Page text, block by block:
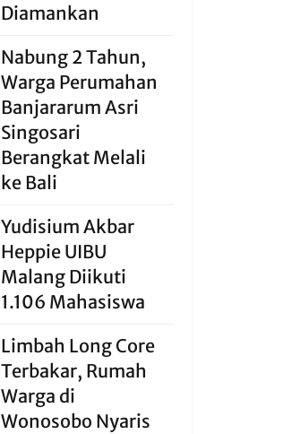
Diamankan
Nabung 2 Tahun,
Warga Perumahan
Banjararum Asri
Singosari
Berangkat Melali
ke Bali
Yudisium Akbar
Heppie UIBU
Malang Diikuti
1.106 Mahasiswa
Limbah Long Core
Terbakar, Rumah
Warga di
Wonosobo Nyaris